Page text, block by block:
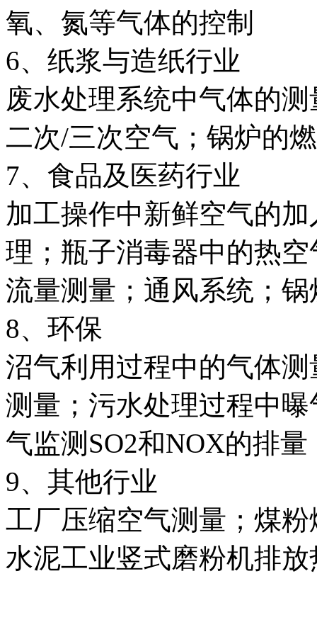
氧、氮等气体的控制
6、纸浆与造纸行业
废水处理系统中气体的
二次/三次空气；锅炉的
7、食品及医药行业
加工操作中新鲜空气的
理；瓶子消毒器中的热
流量测量；通风系统；
8、环保
沼气利用过程中的气体
测量；污水处理过程中
气监测SO2和NOX的排量
9、其他行业
工厂压缩空气测量；煤
水泥工业竖式磨粉机排